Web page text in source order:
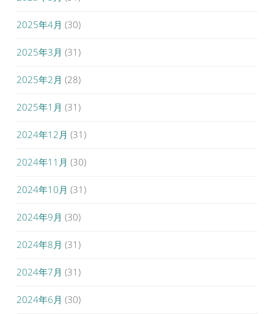
2025年4月 (30)
2025年3月 (31)
2025年2月 (28)
2025年1月 (31)
2024年12月 (31)
2024年11月 (30)
2024年10月 (31)
2024年9月 (30)
2024年8月 (31)
2024年7月 (31)
2024年6月 (30)